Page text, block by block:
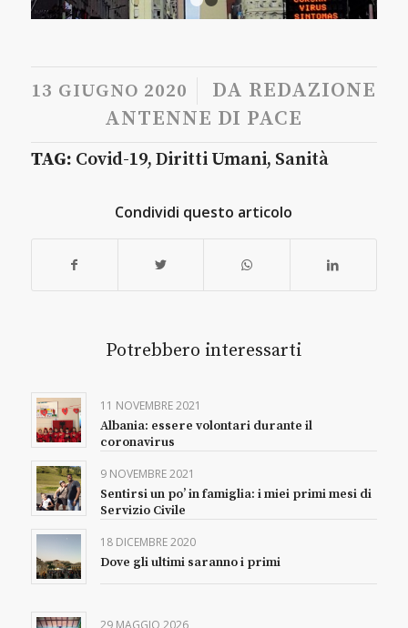
1 2
13 GIUGNO 2020
/ DA REDAZIONE
ANTENNE DI PACE
TAG: Covid-19, Diritti Umani, Sanità
Condividi questo articolo
Potrebbero interessarti
11 NOVEMBRE 2021
Albania: essere volontari durante il
coronavirus
9 NOVEMBRE 2021
Sentirsi un po’ in famiglia: i miei primi mesi di
Servizio Civile
18 DICEMBRE 2020
Dove gli ultimi saranno i primi
29 MAGGIO 2026